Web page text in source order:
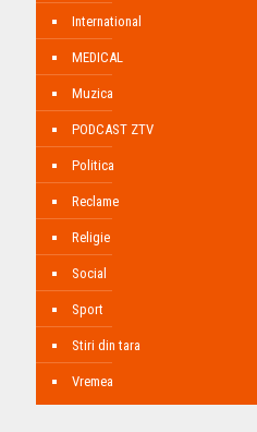
International
MEDICAL
Muzica
PODCAST ZTV
Politica
Reclame
Religie
Social
Sport
Stiri din tara
Vremea